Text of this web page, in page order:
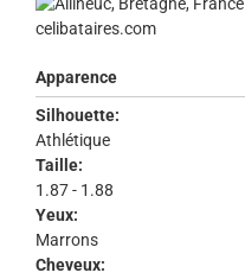
Apparence
Silhouette:
Athlétique
Taille:
1.87 - 1.88
Yeux:
Marrons
Cheveux: